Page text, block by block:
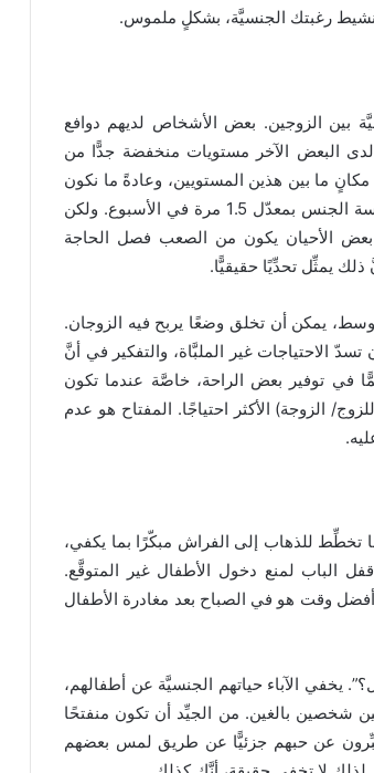
رغبتك الجنسيَّة، بشكلٍ ملموس.
بين الزوجين. بعض الأشخاص لديهم دوافع
البعض الآخر مستويات منخفضة جدًّا من
ما بين هذين المستويين، وعادةً ما نكون
قريبين بدرجةٍ كافية في مستويات الرغبة الجنسيَّة، ونشعر بالرِّضا لممارسة الجنس بمعدّل 1.5 مرة في الأسبوع. ولكن
بعض الأحيان يكون من الصعب فصل الحاجة
يمثِّل تحدِّيًا حقيقيًّا.
يمكن أن تخلق وضعًا يربح فيه الزوجان.
الاحتياجات غير الملبَّاة، والتفكير في أنَّ
في توفير بعض الراحة، خاصَّة عندما تكون
الزوجة) الأكثر احتياجًا. المفتاح هو عدم
تخطِّط للذهاب إلى الفراش مبكّرًا بما يكفي،
الباب لمنع دخول الأطفال غير المتوقَّع.
أفضل وقت هو في الصباح بعد مغادرة الأطفال
يخفي الآباء حياتهم الجنسيَّة عن أطفالهم،
شخصين بالغين. من الجيِّد أن تكون منفتحًا
عن حبهم جزئيًّا عن طريق لمس بعضهم